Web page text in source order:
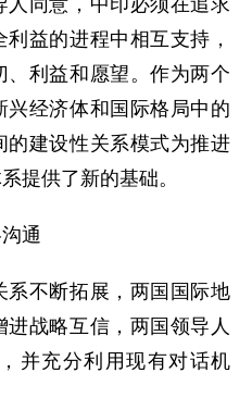
同意，中印必须在追求
益的进程中相互支持，
、利益和愿望。作为两个
经济体和国际格局中的
建设性关系模式为推进
提供了新的基础。
通
不断拓展，两国国际地
战略互信，两国领导人
并充分利用现有对话机